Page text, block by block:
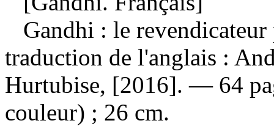
Gandhi : le
traduction de l'anglais :
Hurtubise, [2016]. — 64
couleur) ; 26 cm.